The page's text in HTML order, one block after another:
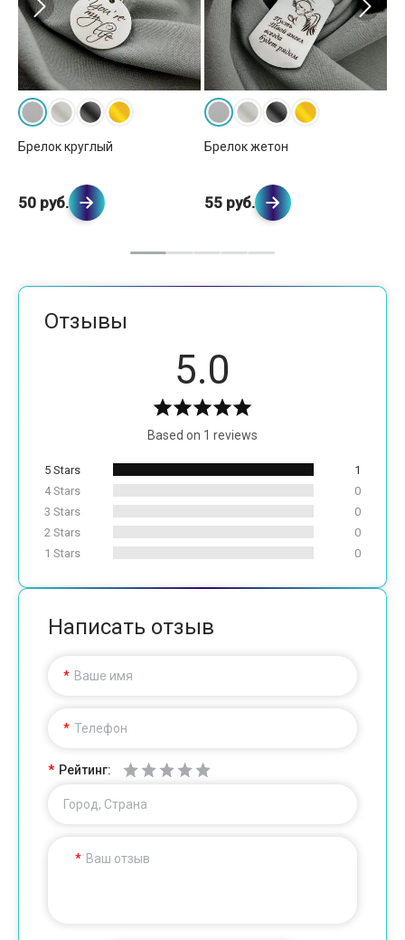
Брелок круглый
50 руб.
Брелок жетон
55 руб.
Отзывы
5.0
Based on 1 reviews
5 Stars
1
4 Stars
0
3 Stars
0
2 Stars
0
1 Stars
0
Написать отзыв
Ваше имя
Телефон
Рейтинг:
Город, Страна
Ваш отзыв